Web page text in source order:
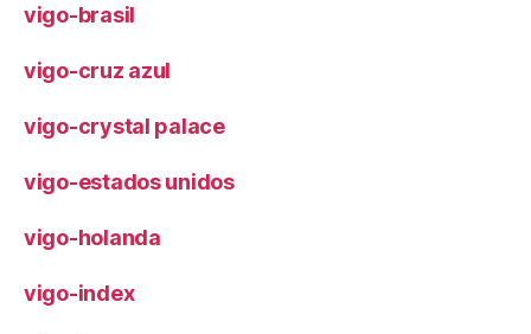
vigo-brasil
vigo-cruz azul
vigo-crystal palace
vigo-estados unidos
vigo-holanda
vigo-index